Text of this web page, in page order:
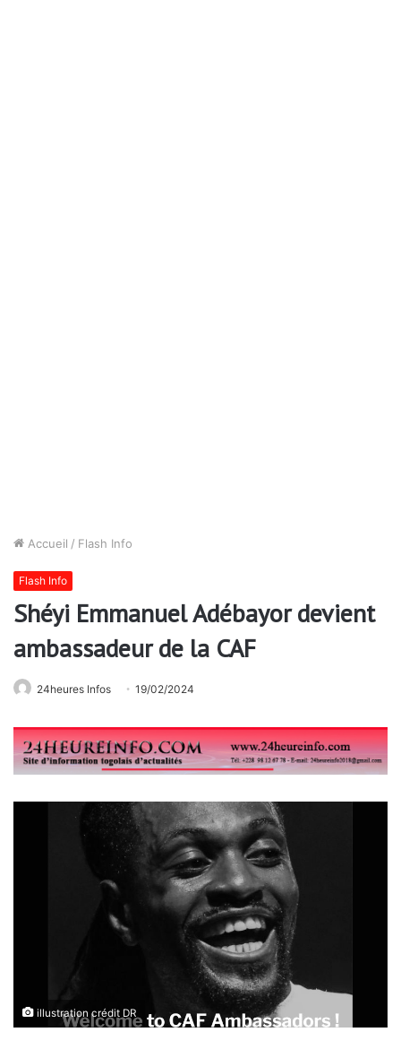
Accueil / Flash Info
Flash Info
Shéyi Emmanuel Adébayor devient
ambassadeur de la CAF
24heures Infos 19/02/2024
illustration crédit DR